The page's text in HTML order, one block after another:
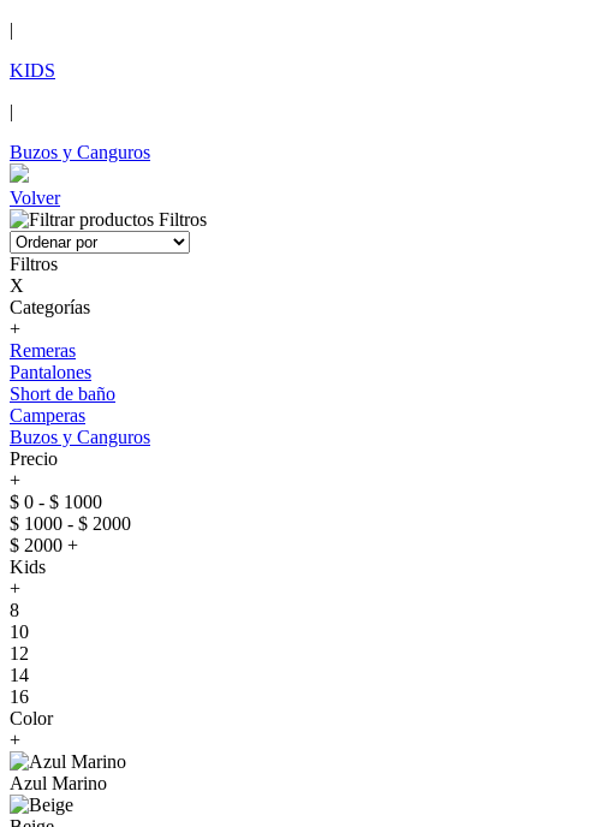
|
KIDS
|
Buzos y Canguros
Volver
Filtros
Filtros
X
Categorías
+
Remeras
Pantalones
Short de baño
Camperas
Buzos y Canguros
Precio
+
$ 0 - $ 1000
$ 1000 - $ 2000
$ 2000 +
Kids
+
8
10
12
14
16
Color
+
Azul Marino